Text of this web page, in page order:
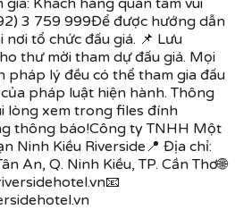
3 759 999Để được hướng dẫn
tổ chức đấu giá. 📌 Lưu
thư mời tham dự đấu giá. Mọi
pháp lý đều có thể tham gia đấu
pháp luật hiện hành. Thông
lòng xem trong files đính
thông báo!Công ty TNHH Một
Ninh Kiều Riverside📍 Địa chỉ:
An, Q. Ninh Kiều, TP. Cần Thơ🌐